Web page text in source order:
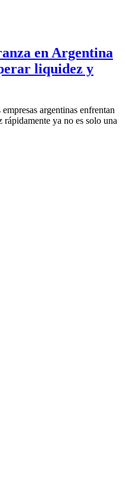
en Argentina
liquidez y
argentinas enfrentan
ya no es solo una